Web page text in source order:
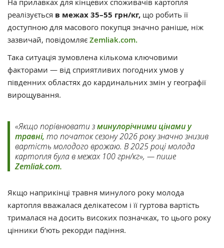
реалізується в межах 35–55 грн/кг, що робить її
доступною для масового покупця значно раніше, ніж
зазвичай, повідомляє Zemliak.com.
Така ситуація зумовлена кількома ключовими
факторами — від сприятливих погодних умов у
південних областях до кардинальних змін у географії
вирощування.
«Якщо порівнювати зминулорічними цінами у
травні, то початок сезону 2026 року значно знизив
вартість молодого врожаю. В 2025 році молода
картопля була в межах 100 грн/кг», — пише
Zemliak.com.
Якщо наприкінці травня минулого року молода
картопля вважалася делікатесом і її гуртова вартість
трималася на досить високих позначках, то цього року
цінники б’ють рекорди падіння.